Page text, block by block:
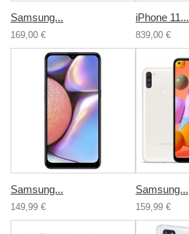
Samsung...
169,00 €
iPhone 11...
839,00 €
Samsung...
149,99 €
Samsung...
159,99 €